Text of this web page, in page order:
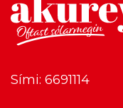
Sími: 6691114